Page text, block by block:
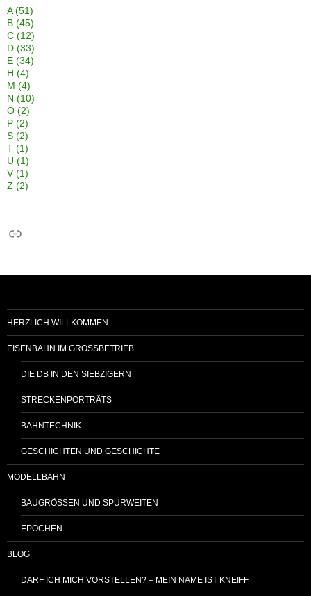
A(51)
B (45)
C (12)
D (33)
E (34)
H (4)
M (4)
N (10)
Ö (2)
P (2)
S (2)
T (1)
U (1)
V(1)
Z (2)
Link
HERZLICH WILLKOMMEN
EISENBAHN IM GROSSBETRIEB
DIE DB IN DEN SIEBZIGERN
STRECKENPORTRÄTS
BAHNTECHNIK
GESCHICHTEN UND GESCHICHTE
MODELLBAHN
BAUGRÖSSEN UND SPURWEITEN
EPOCHEN
BLOG
DARF ICH MICH VORSTELLEN? – MEIN NAME IST KNEIFF